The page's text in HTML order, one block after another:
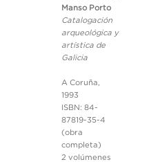
Manso Porto
Catalogación
arqueológica y
artística de
Galicia
A Coruña,
1993
ISBN: 84-
87819-35-4
(obra
completa)
2 volúmenes